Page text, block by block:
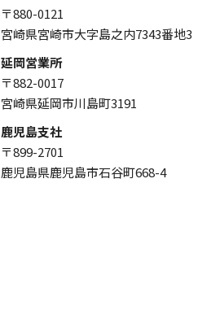
〒880-0121
宮崎県宮崎市大字島之内7343番地3
延岡営業所
〒882-0017
宮崎県延岡市川島町3191
鹿児島支社
〒899-2701
鹿児島県鹿児島市石谷町668-4